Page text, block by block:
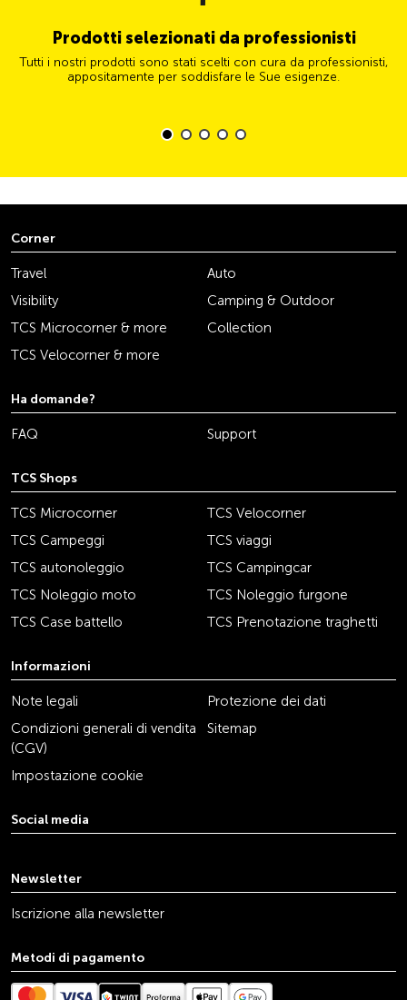
Prodotti selezionati da professionisti
Tutti i nostri prodotti sono stati scelti con cura da professionisti,
appositamente per soddisfare le Sue esigenze.
Corner
Travel
Auto
Visibility
Camping & Outdoor
TCS Microcorner & more
Collection
TCS Velocorner & more
Ha domande?
FAQ Support
TCS Shops
TCS Microcorner
TCS Velocorner
TCS Campeggi
TCS viaggi
TCS autonoleggio
TCS Campingcar
TCS Noleggio moto
TCS Noleggio furgone
TCS Case battello
TCS Prenotazione traghetti
Informazioni
Note legali
Protezione dei dati
Condizioni generali di vendita
(CGV)
Sitemap
Impostazione cookie
Social media
Newsletter
Iscrizione alla newsletter
Metodi di pagamento